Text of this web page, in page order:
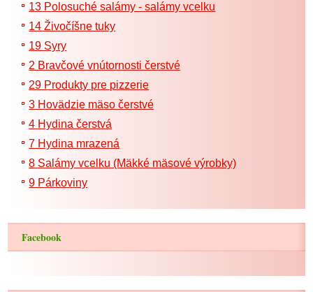
13 Polosuché salámy - salámy vcelku
14 Živočíšne tuky
19 Syry
2 Bravčové vnútornosti čerstvé
29 Produkty pre pizzerie
3 Hovädzie mäso čerstvé
4 Hydina čerstvá
7 Hydina mrazená
8 Salámy vcelku (Mäkké mäsové výrobky)
9 Párkoviny
Facebook